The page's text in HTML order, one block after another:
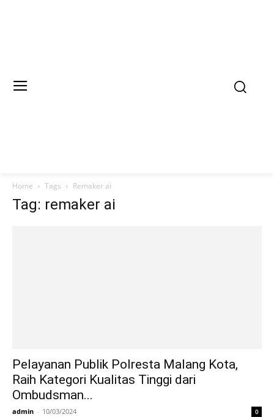
Home Tags Remaker ai
Tag: remaker ai
Pelayanan Publik Polresta Malang Kota,
Raih Kategori Kualitas Tinggi dari
Ombudsman...
admin - 10/03/2024 0